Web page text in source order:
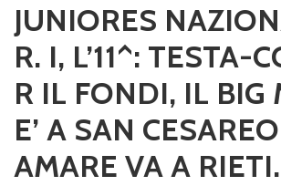
JUNIORES
R. I, L’11^: TESTA-
R IL FONDI, IL BIG
E’ A SAN
AMARE VA A RIETI.